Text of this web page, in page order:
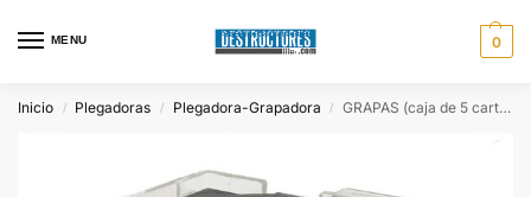
MENU 0
Inicio / Plegadoras / Plegadora-Grapadora / GRAPAS (caja de 5 cartuchos con 5.000 grapas/cartucho)